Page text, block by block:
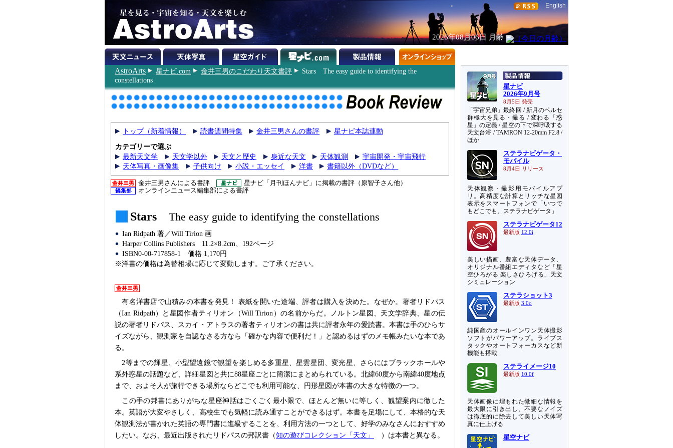
English
2026年08月06日 月齢
AstroArts 星ナビ.com 金井三男のこだわり天文書評
Stars The easy guide to identifying the
constellations
トップ（新着情報） 読書週間特集 金井三男さんの書評 星ナビ本誌連動
カテゴリーで選ぶ
最新天文学
天文学以外 天文と歴史 身近な天文 天体観測
宇宙開発・宇宙飛行
天体写真・画像集
子供向け 小説・エッセイ 洋書 書籍以外（DVDなど）
金井三男さんによる書評
星ナビ「月刊ほんナビ」に掲載の書評（原智子さん他）
オンラインニュース編集部による書評
Stars The easy guide to identifying the constellations
Ian Ridpath 著／Will Tirion 画
Harper Collins Publishers
11.2×8.2cm、192ページ
ISBN0-00-717858-1
価格 1,170円
※洋書の価格は為替相場に応じて変動します。ご了承ください。
有名洋書店で山積みの本書を発見！ 表紙を開いた途端、評者は購入を決めた。なぜか。著者リドパス
（Ian Ridpath）と星図作者ティリオン（Will Tirion）の名前からだ。ノルトン星図、天文学辞典、星の伝
説の著者リドパス、スカイ・アトラスの著者ティリオンの書は共に評者永年の愛読書。本書は手のひらサ
イズながら、観測家を自認なさる方なら「確かな内容で便利だ！」と認めるはずのメモ帳みたいな本であ
る。
2等までの輝星、小型望遠鏡で観望を楽しめる多重星、星雲星団、変光星、さらにはブラックホールや
系外惑星の話題など、詳細星図と共に88星座ごとに簡潔にまとめられている。北緯60度から南緯40度地点
まで、およそ人が旅行できる場所ならどこでも利用可能な、円形星図が本書の大きな特徴の一つ。
この手の邦書にありがちな星座神話はごくごく最小限で、ほとんど無いに等しく、観望案内に徹した
本。英語が大変やさしく、高校生でも気軽に読み通すことができるはず。本書を足場にして、本格的な天
体観測法が書かれた英語の専門書に進級することを、利用方法の一つとして、好学のみなさんにおすすめ
したい。なお、最近出版されたリドパスの邦訳書（知の遊びコレクション「天文」 ）は本書と異なる。
星ナビ
2026年9月号
8月5日 発売
「宇宙兄弟」最終回 / 新月のペルセ
群極大を見る・撮る / 変わる「惑
星」の定義 / 星空の下で深呼吸する
天文台浴 / TAMRON 12-20mm F2.8 /
ほか
ステラナビゲータ・
モバイル
8月4日 リリース
天体観察・撮影用モバイルアプ
リ。高精度な計算とリッチな星図
表示をスマートフォンで「いつで
もどこでも、ステラナビゲータ」
ステラナビゲータ12
最新版 12.0i
美しい描画、豊富な天体データ、
オリジナル番組エディタなど「星
空ひろがる 楽しさひろげる」天文
シミュレーション
ステラショット3
最新版 3.0o
純国産のオールインワン天体撮影
ソフトがパワーアップ。ライブス
タックやオートフォーカスなど新
機能も搭載
ステライメージ10
最新版 10.0f
天体画像に埋もれた微細な情報を
最大限に引き出し、不要なノイズ
は徹底的に除去して美しい天体写
真に仕上げる
星空ナビ